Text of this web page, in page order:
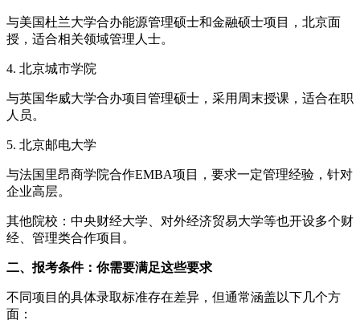
与美国杜兰大学合办能源管理硕士和金融硕士项目，北京面
授，适合相关领域管理人士。
4. 北京城市学院
与英国华威大学合办项目管理硕士，采用周末授课，适合在职
人员。
5. 北京邮电大学
与法国里昂商学院合作EMBA项目，要求一定管理经验，针对
企业高层。
其他院校：中央财经大学、对外经济贸易大学等也开设多个财
经、管理类合作项目。
二、报考条件：你需要满足这些要求
不同项目的具体录取标准存在差异，但通常涵盖以下几个方
面：